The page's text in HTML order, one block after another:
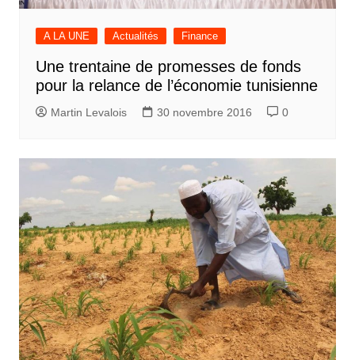
A LA UNE Actualités Finance
Une trentaine de promesses de fonds
pour la relance de l’économie tunisienne
Martin Levalois 30 novembre 2016 0